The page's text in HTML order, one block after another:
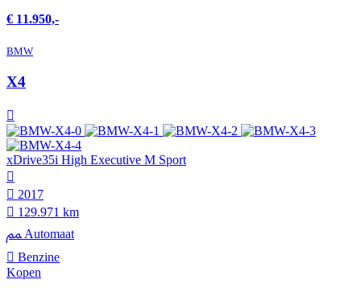
€ 11.950,-
BMW
X4
xDrive35i High Executive M Sport
2017
129.971 km
Automaat
Benzine
Kopen